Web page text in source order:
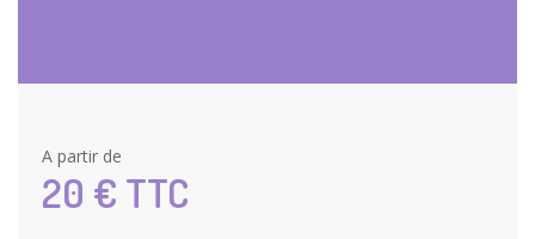
A partir de
20 € TTC